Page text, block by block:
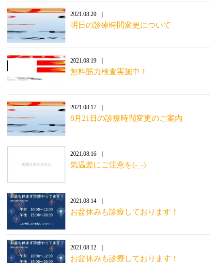
2021.08.20
明日の診療時間変更について
2021.08.19
無料筋力検査実施中！
2021.08.17
8月21日の診療時間変更のご案内
2021.08.16
気温差にご注意を(-_-)
2021.08.14
お盆休みも診療しております！
2021.08.12
お盆休みも診療しております！